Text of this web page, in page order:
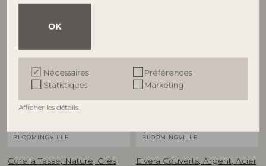
OK
Nécessaires
Préférences
Statistiques
Marketing
Afficher les détails
BLOOMINGVILLE
Corelia Tasse, Nature, Grès
BLOOMINGVILLE
Elvera Couverts, Argent, Acier